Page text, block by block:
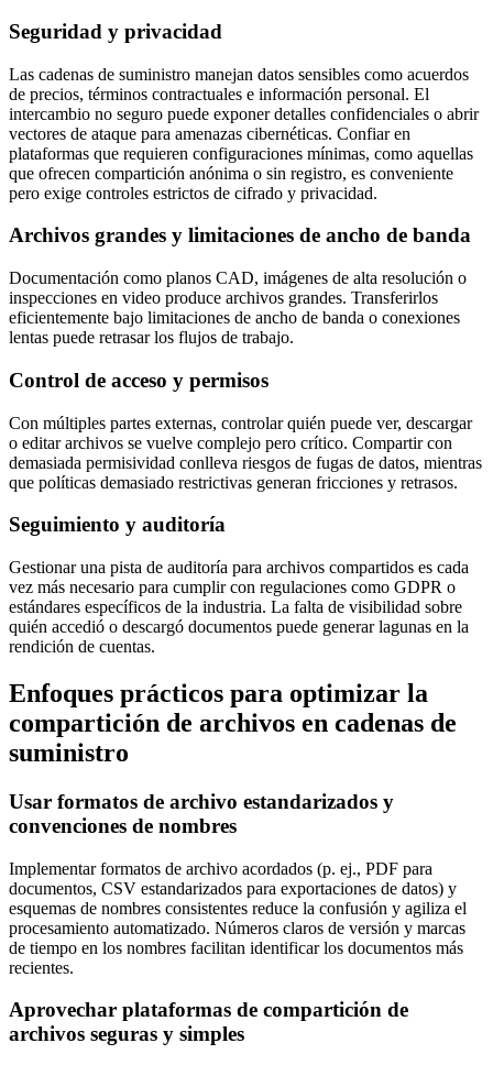
Seguridad y privacidad
Las cadenas de suministro manejan datos sensibles como acuerdos
de precios, términos contractuales e información personal. El
intercambio no seguro puede exponer detalles confidenciales o abrir
vectores de ataque para amenazas cibernéticas. Confiar en
plataformas que requieren configuraciones mínimas, como aquellas
que ofrecen compartición anónima o sin registro, es conveniente
pero exige controles estrictos de cifrado y privacidad.
Archivos grandes y limitaciones de ancho de banda
Documentación como planos CAD, imágenes de alta resolución o
inspecciones en video produce archivos grandes. Transferirlos
eficientemente bajo limitaciones de ancho de banda o conexiones
lentas puede retrasar los flujos de trabajo.
Control de acceso y permisos
Con múltiples partes externas, controlar quién puede ver, descargar
o editar archivos se vuelve complejo pero crítico. Compartir con
demasiada permisividad conlleva riesgos de fugas de datos, mientras
que políticas demasiado restrictivas generan fricciones y retrasos.
Seguimiento y auditoría
Gestionar una pista de auditoría para archivos compartidos es cada
vez más necesario para cumplir con regulaciones como GDPR o
estándares específicos de la industria. La falta de visibilidad sobre
quién accedió o descargó documentos puede generar lagunas en la
rendición de cuentas.
Enfoques prácticos para optimizar la
compartición de archivos en cadenas de
suministro
Usar formatos de archivo estandarizados y
convenciones de nombres
Implementar formatos de archivo acordados (p. ej., PDF para
documentos, CSV estandarizados para exportaciones de datos) y
esquemas de nombres consistentes reduce la confusión y agiliza el
procesamiento automatizado. Números claros de versión y marcas
de tiempo en los nombres facilitan identificar los documentos más
recientes.
Aprovechar plataformas de compartición de
archivos seguras y simples